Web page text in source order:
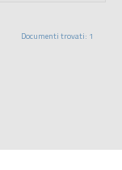
Documenti trovati: 1